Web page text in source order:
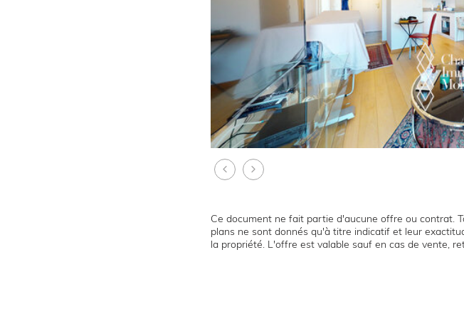
Ce document ne fait partie d'aucune offre ou contrat.
plans ne sont donnés qu'à titre indicatif et leur
la propriété. L'offre est valable sauf en cas de vente,